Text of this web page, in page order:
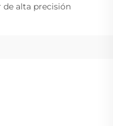
de alta precisión